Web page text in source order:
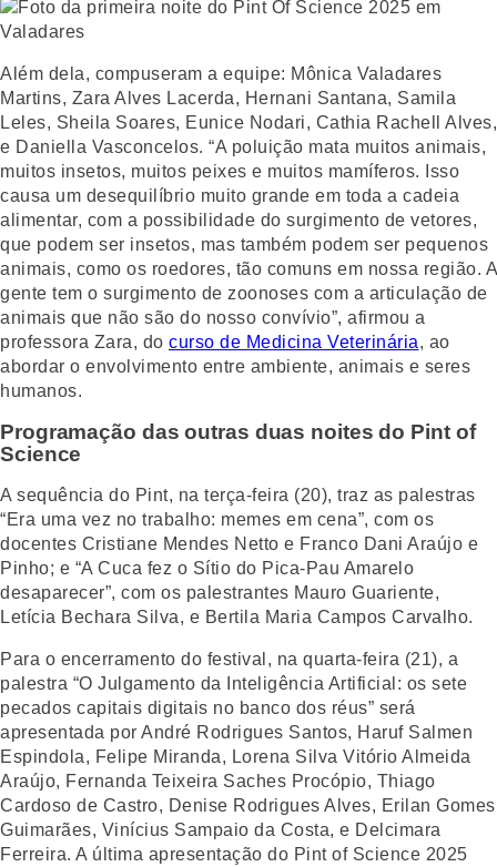
Além dela, compuseram a equipe: Mônica Valadares
Martins, Zara Alves Lacerda, Hernani Santana, Samila
Leles, Sheila Soares, Eunice Nodari, Cathia Rachell Alves,
e Daniella Vasconcelos. “A poluição mata muitos animais,
muitos insetos, muitos peixes e muitos mamíferos. Isso
causa um desequilíbrio muito grande em toda a cadeia
alimentar, com a possibilidade do surgimento de vetores,
que podem ser insetos, mas também podem ser pequenos
animais, como os roedores, tão comuns em nossa região. A
gente tem o surgimento de zoonoses com a articulação de
animais que não são do nosso convívio”, afirmou a
professora Zara, do curso de Medicina Veterinária, ao
abordar o envolvimento entre ambiente, animais e seres
humanos.
Programação das outras duas noites do Pint of
Science
A sequência do Pint, na terça-feira (20), traz as palestras
“Era uma vez no trabalho: memes em cena”, com os
docentes Cristiane Mendes Netto e Franco Dani Araújo e
Pinho; e “A Cuca fez o Sítio do Pica-Pau Amarelo
desaparecer”, com os palestrantes Mauro Guariente,
Letícia Bechara Silva, e Bertila Maria Campos Carvalho.
Para o encerramento do festival, na quarta-feira (21), a
palestra “O Julgamento da Inteligência Artificial: os sete
pecados capitais digitais no banco dos réus” será
apresentada por André Rodrigues Santos, Haruf Salmen
Espindola, Felipe Miranda, Lorena Silva Vitório Almeida
Araújo, Fernanda Teixeira Saches Procópio, Thiago
Cardoso de Castro, Denise Rodrigues Alves, Erilan Gomes
Guimarães, Vinícius Sampaio da Costa, e Delcimara
Ferreira. A última apresentação do Pint of Science 2025